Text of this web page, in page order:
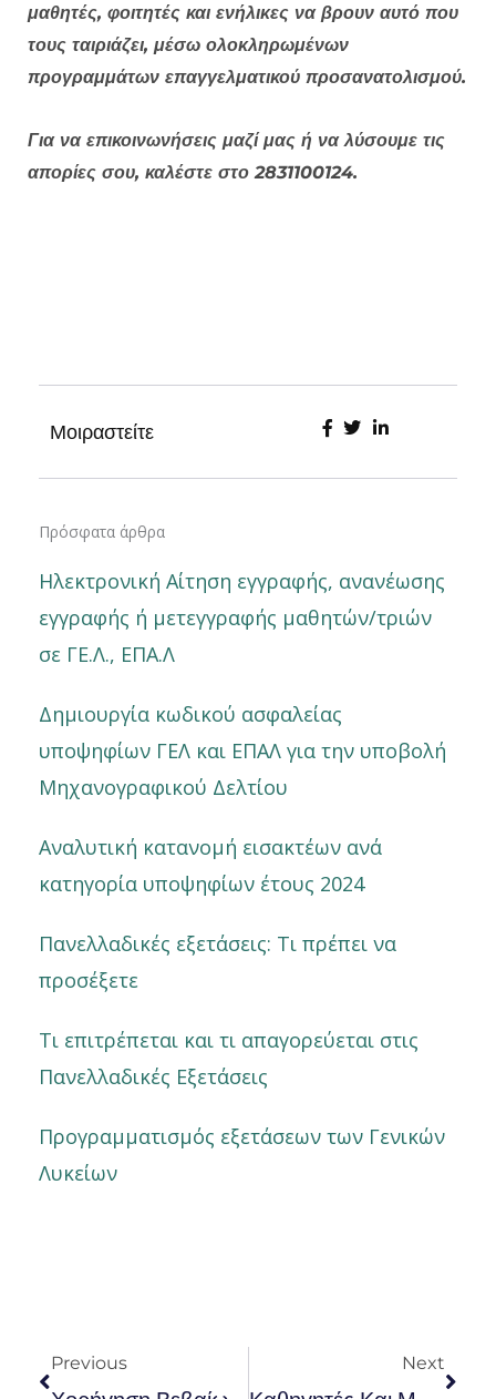
μαθητές, φοιτητές και ενήλικες να βρουν αυτό που
τους ταιριάζει, μέσω ολοκληρωμένων
προγραμμάτων επαγγελματικού προσανατολισμού.
Για να επικοινωνήσεις μαζί μας ή να λύσουμε τις
απορίες σου, καλέστε στο 2831100124.
Μοιραστείτε
Πρόσφατα άρθρα
Ηλεκτρονική Αίτηση εγγραφής, ανανέωσης
εγγραφής ή μετεγγραφής μαθητών/τριών
σε ΓΕ.Λ., ΕΠΑ.Λ
Δημιουργία κωδικού ασφαλείας
υποψηφίων ΓΕΛ και ΕΠΑΛ για την υποβολή
Μηχανογραφικού Δελτίου
Αναλυτική κατανομή εισακτέων ανά
κατηγορία υποψηφίων έτους 2024
Πανελλαδικές εξετάσεις: Τι πρέπει να
προσέξετε
Τι επιτρέπεται και τι απαγορεύεται στις
Πανελλαδικές Εξετάσεις
Προγραμματισμός εξετάσεων των Γενικών
Λυκείων
Previous Next